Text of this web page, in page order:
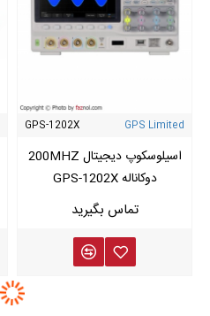
GPS Limited
GPS-1202X
اسیلوسکوپ دیجیتال 200MHZ
دوکاناله GPS-1202X